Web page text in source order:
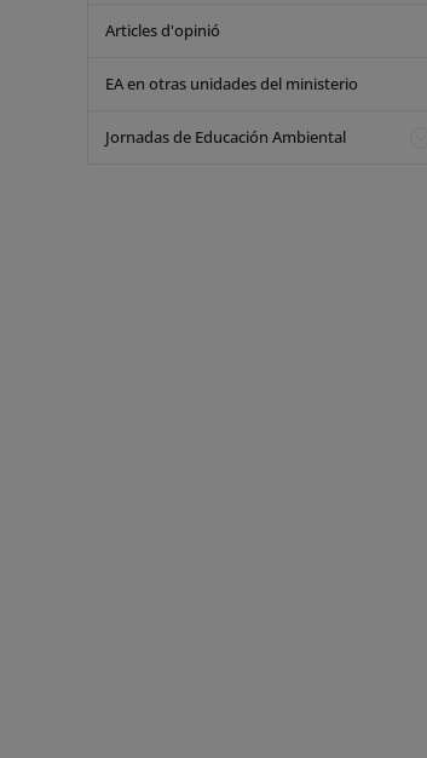
Articles d'opinió
EA en otras unidades del ministerio
Jornadas de Educación Ambiental